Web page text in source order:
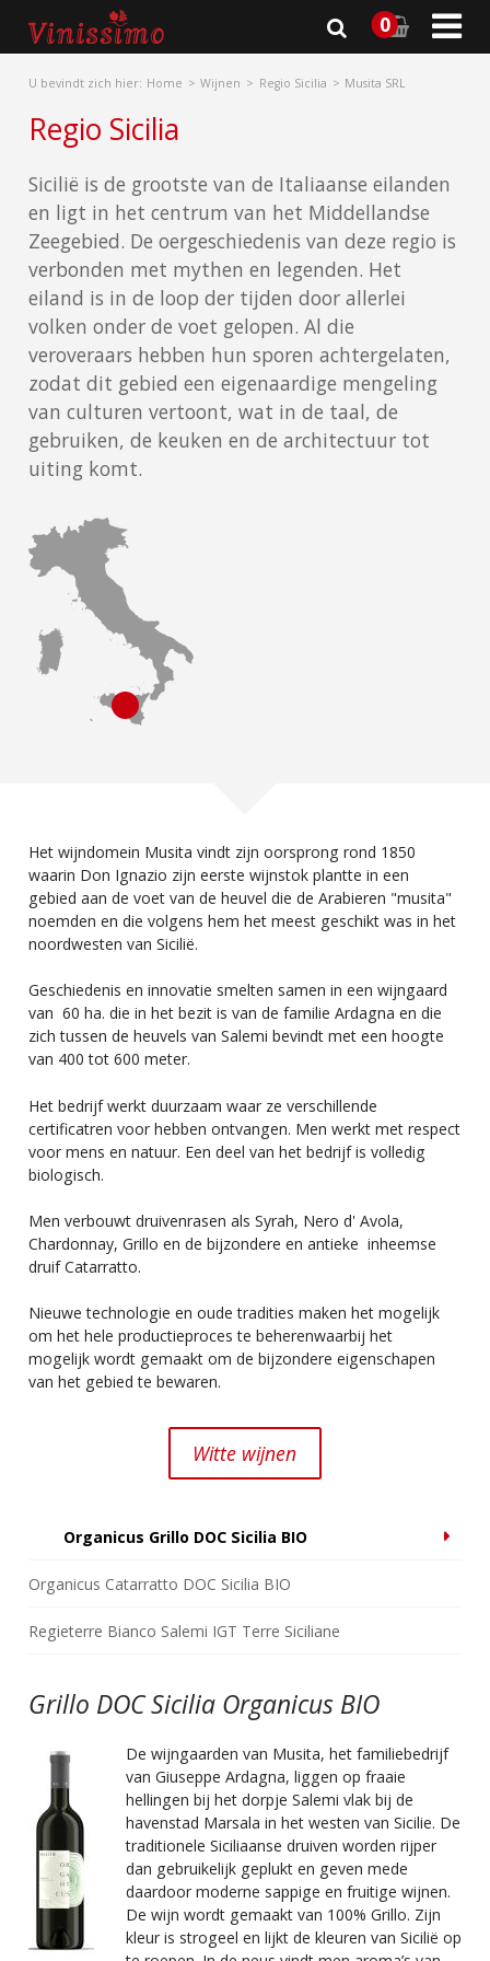
0 
U bevindt zich hier: Home Wijnen Regio Sicilia Musita SRL
Regio Sicilia
Sicilië is de grootste van de Italiaanse eilanden
en ligt in het centrum van het Middellandse
Zeegebied. De oergeschiedenis van deze regio is
verbonden met mythen en legenden. Het
eiland is in de loop der tijden door allerlei
volken onder de voet gelopen. Al die
veroveraars hebben hun sporen achtergelaten,
zodat dit gebied een eigenaardige mengeling
van culturen vertoont, wat in de taal, de
gebruiken, de keuken en de architectuur tot
uiting komt.
Het wijndomein Musita vindt zijn oorsprong rond 1850
waarin Don Ignazio zijn eerste wijnstok plantte in een
gebied aan de voet van de heuvel die de Arabieren "musita"
noemden en die volgens hem het meest geschikt was in het
noordwesten van Sicilië.
Geschiedenis en innovatie smelten samen in een wijngaard
van 60 ha. die in het bezit is van de familie Ardagna en die
zich tussen de heuvels van Salemi bevindt met een hoogte
van 400 tot 600 meter.
Het bedrijf werkt duurzaam waar ze verschillende
certificatren voor hebben ontvangen. Men werkt met respect
voor mens en natuur. Een deel van het bedrijf is volledig
biologisch.
Men verbouwt druivenrasen als Syrah, Nero d' Avola,
Chardonnay, Grillo en de bijzondere en antieke inheemse
druif Catarratto.
Nieuwe technologie en oude tradities maken het mogelijk
om het hele productieproces te beherenwaarbij het
mogelijk wordt gemaakt om de bijzondere eigenschapen
van het gebied te bewaren.
Witte wijnen
Organicus Grillo DOC Sicilia BIO
Organicus Catarratto DOC Sicilia BIO
Regieterre Bianco Salemi IGT Terre Siciliane
Grillo DOC Sicilia Organicus BIO
De wijngaarden van Musita, het familiebedrijf
van Giuseppe Ardagna, liggen op fraaie
hellingen bij het dorpje Salemi vlak bij de
havenstad Marsala in het westen van Sicilie. De
traditionele Siciliaanse druiven worden rijper
dan gebruikelijk geplukt en geven mede
daardoor moderne sappige en fruitige wijnen.
De wijn wordt gemaakt van 100% Grillo. Zijn
kleur is strogeel en lijkt de kleuren van Sicilië op